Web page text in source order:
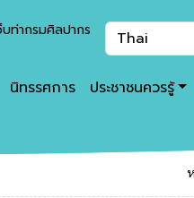
บท่ากรมศิลปากร
นิทรรศการ ประชาชนควรรู้